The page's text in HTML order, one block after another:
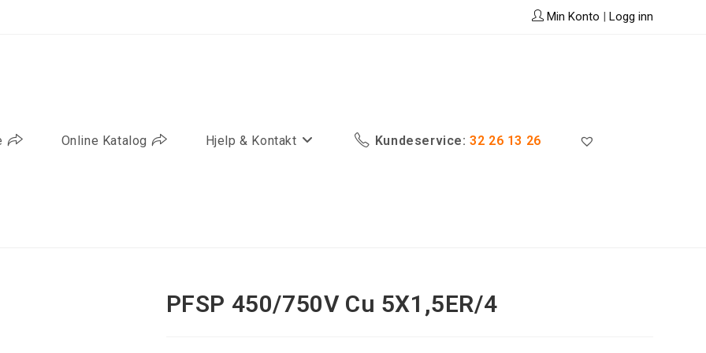
Min Konto | Logg inn
Online Katalog Hjelp & Kontakt Kundeservice: 32 26 13 26
PFSP 450/750V Cu 5X1,5ER/4